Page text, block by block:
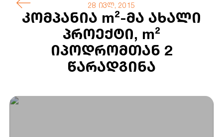
28 ივლ, 2015
კომპანია m²-მა ახალი
პროექტი, m²
იპოდრომთან 2
წარადგინა